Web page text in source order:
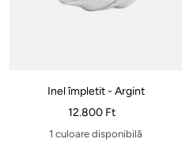
Inel împletit - Argint
Pret
special
12.800 Ft
1 culoare disponibilă